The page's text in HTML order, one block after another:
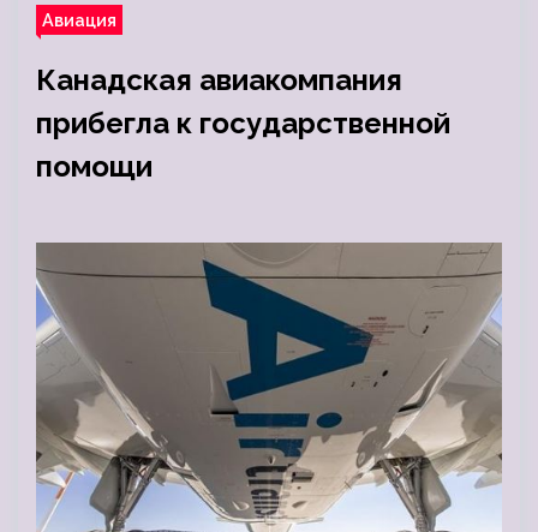
Авиация
Канадская авиакомпания
прибегла к государственной
помощи